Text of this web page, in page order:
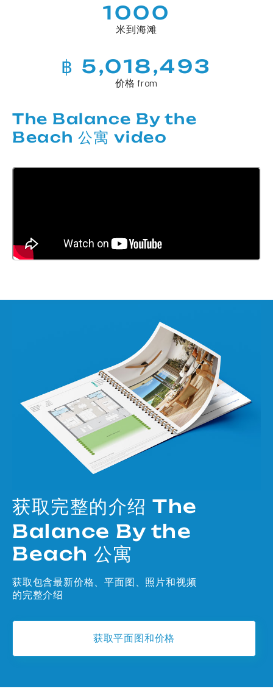
1000
米到海滩
฿ 5,018,493
价格 from
The Balance By the
Beach 公寓 video
获取完整的介绍 The
Balance By the
Beach 公寓
获取包含最新价格、平面图、照片和视频
的完整介绍
获取平面图和价格